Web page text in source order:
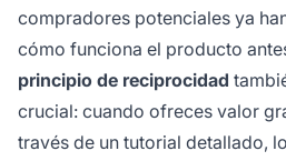
compradores potenciales ya
cómo funciona el producto
principio de reciprocidad
crucial: cuando ofreces valor
través de un tutorial detallado,